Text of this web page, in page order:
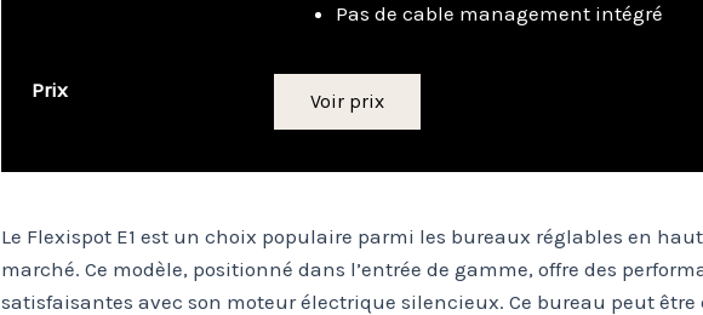
Pas de cable management intégré
Prix Voir prix
Le Flexispot E1 est un choix populaire parmi les bureaux réglables en
marché. Ce modèle, positionné dans l’entrée de gamme, offre des
satisfaisantes avec son moteur électrique silencieux. Ce bureau peut être